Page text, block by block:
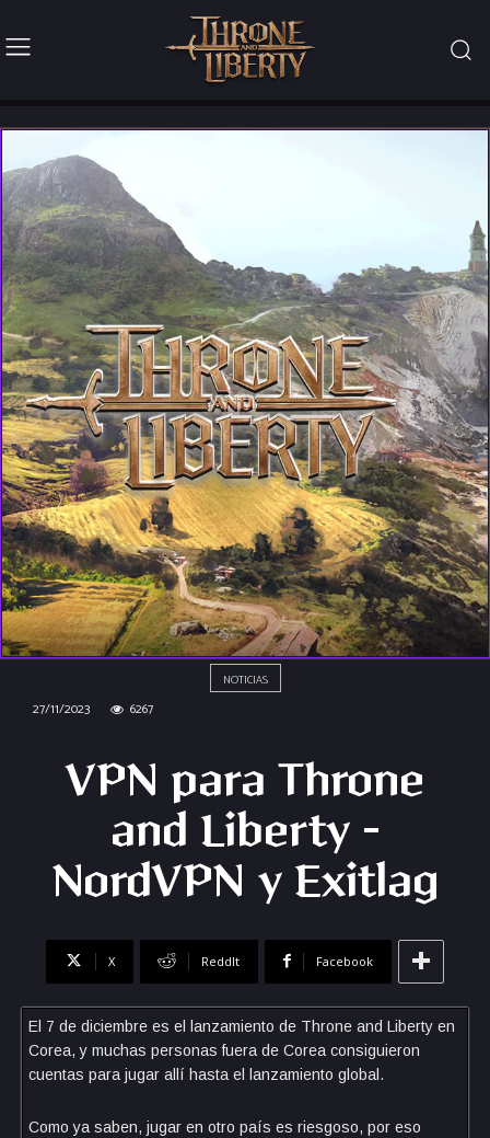
NOTICIAS
27/11/2023 6267
VPN para Throne
and Liberty –
NordVPN y Exitlag
X ReddIt Facebook
El 7 de diciembre es el lanzamiento de Throne and Liberty en
Corea, y muchas personas fuera de Corea consiguieron
cuentas para jugar allí hasta el lanzamiento global.
Como ya saben, jugar en otro país es riesgoso, por eso